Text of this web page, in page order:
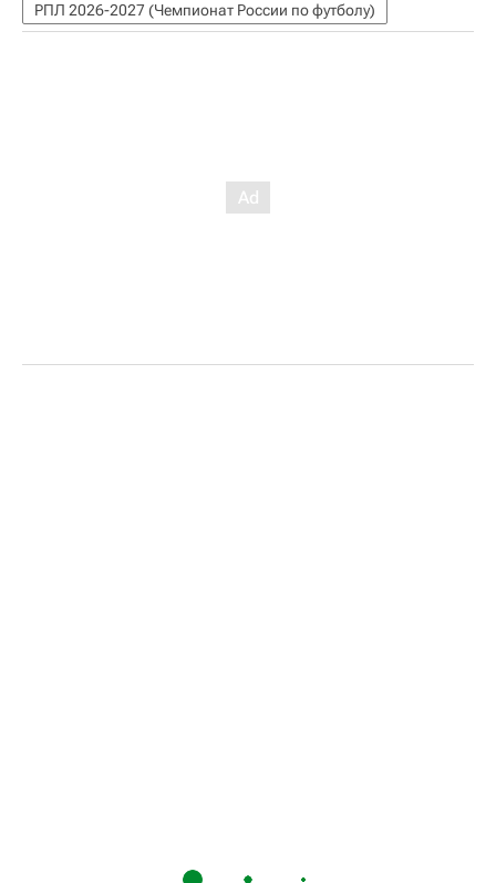
РПЛ 2026-2027 (Чемпионат России по футболу)